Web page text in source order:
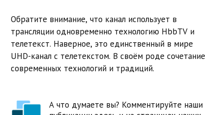
Обратите внимание, что канал использует в
трансляции одновременно технологию HbbTV и
телетекст. Наверное, это единственный в мире
UHD-канал с телетекстом. В своём роде сочетание
современных технологий и традиций.
А что думаете вы? Комментируйте наши